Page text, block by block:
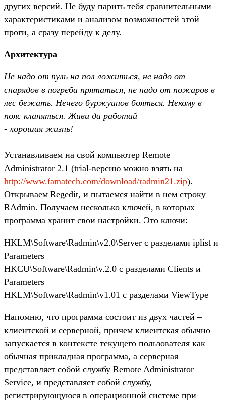
других версий. Не буду парить тебя сравнительными
характеристиками и анализом возможностей этой
проги, а сразу перейду к делу.
Архитектура
Не надо от пуль на пол ложиться, не надо от
снарядов в погреба прятаться, не надо от пожаров в
лес бежать. Нечего буржуинов бояться. Некому в
пояс кланяться. Живи да работай
- хорошая жизнь!
Устанавливаем на свой компьютер Remote
Administrator 2.1 (trial-версию можно взять на
http://www.famatech.com/download/radmin21.zip).
Открываем Regedit, и пытаемся найти в нем строку
RAdmin. Получаем несколько ключей, в которых
программа хранит свои настройки. Это ключи:
HKLM\Software\Radmin\v2.0\Server с разделами iplist и
Parameters
HKCU\Software\Radmin\v.2.0 с разделами Clients и
Parameters
HKLM\Software\Radmin\v1.01 с разделами ViewType
Напомню, что программа состоит из двух частей –
клиентской и серверной, причем клиентская обычно
запускается в контексте текущего пользователя как
обычная прикладная программа, а серверная
представляет собой службу Remote Administrator
Service, и представляет собой службу,
регистрирующуюся в операционной системе при